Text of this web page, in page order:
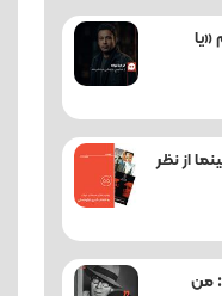
از نظر
من